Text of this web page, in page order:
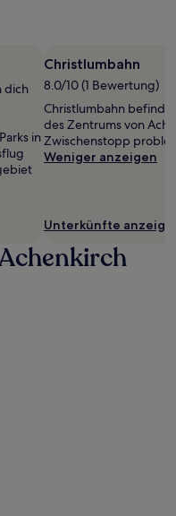
dich
in
Christlumbahn
8.0/10 (1 Bewertung)
Christlumbahn
des Zentrums von
Zwischenstopp
Weniger anzeigen
Unterkünfte